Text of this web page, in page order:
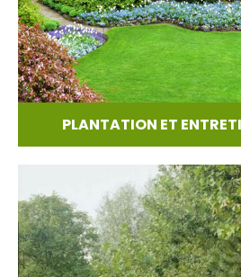
PLANTATION ET